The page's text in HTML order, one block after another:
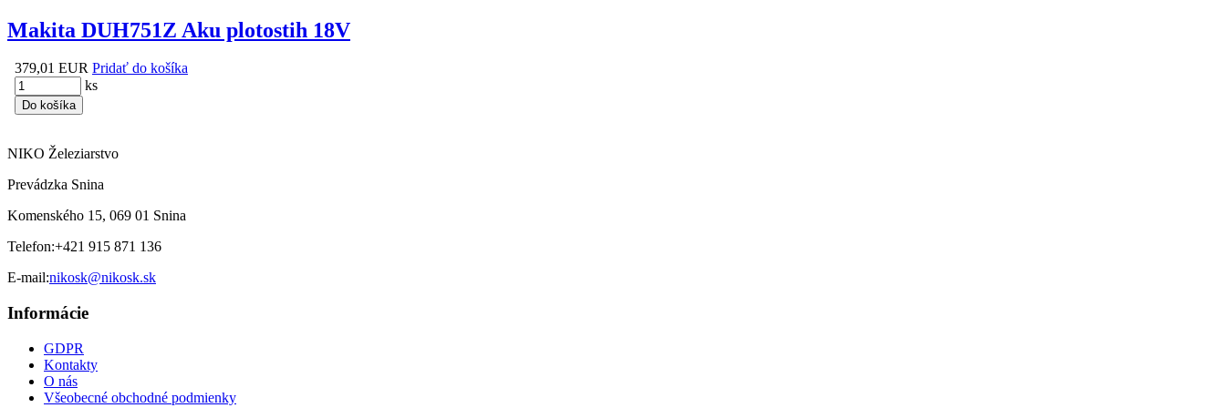
Makita DUH751Z Aku plotostih 18V
379,01 EUR Pridať do košíka
ks
Do košíka
NIKO Železiarstvo
Prevádzka Snina
Komenského 15, 069 01 Snina
Telefon:+421 915 871 136
E-mail:nikosk@nikosk.sk
Informácie
GDPR
Kontakty
O nás
Všeobecné obchodné podmienky